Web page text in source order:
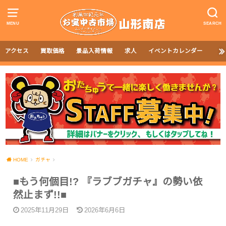
MENU SEARCH
アクセス 買取価格 景品入荷情報 求人 イベントカレンダー
HOME ガチャ
■もう何個目!? 『ラブブガチャ』の勢い依
然止まず!!■
2025年11月29日 2026年6月6日